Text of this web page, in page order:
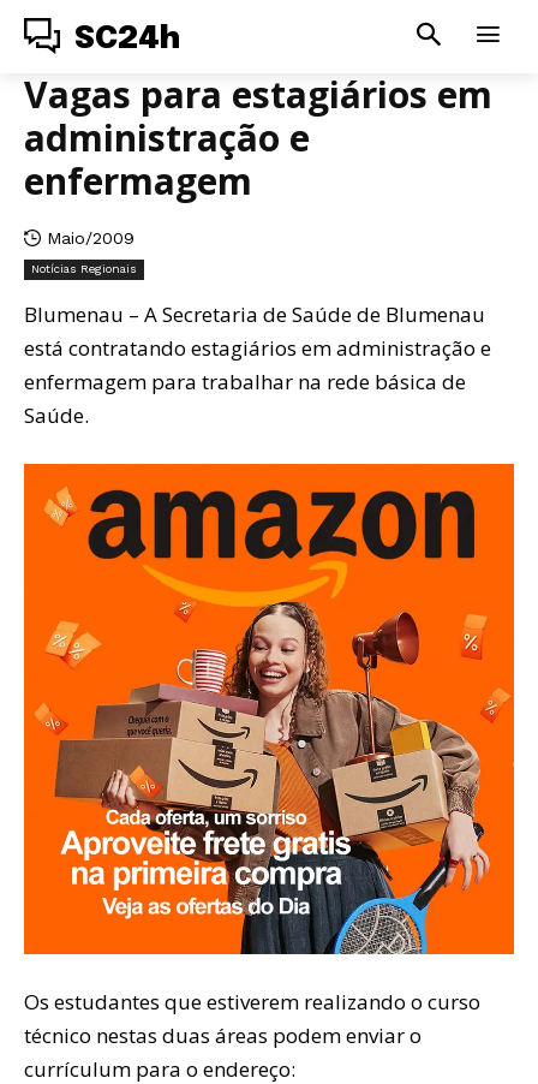
SC24h
Vagas para estagiários em
administração e
enfermagem
Maio/2009
Notícias Regionais
Blumenau – A Secretaria de Saúde de Blumenau
está contratando estagiários em administração e
enfermagem para trabalhar na rede básica de
Saúde.
Os estudantes que estiverem realizando o curso
técnico nestas duas áreas podem enviar o
currículum para o endereço: